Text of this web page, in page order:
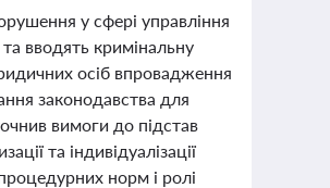
у сфері управління
вводять кримінальну
осіб впровадження
законодавства для
вимоги до підстав
та індивідуалізації
норм і ролі